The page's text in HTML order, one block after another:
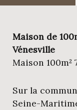
Maison de
Vénesville
Maison 100m²
Sur la
Seine-